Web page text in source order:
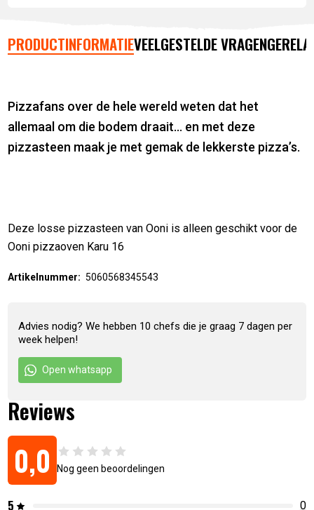
PRODUCTINFORMATIEVEELGESTELDE VRAGEN
Pizzafans over de hele wereld weten dat het
allemaal om die bodem draait… en met deze
pizzasteen maak je met gemak de lekkerste pizza’s.
Deze losse pizzasteen van Ooni is alleen geschikt voor de
Ooni pizzaoven Karu 16
Artikelnummer: 5060568345543
Advies nodig? We hebben 10 chefs die je graag 7 dagen per
week helpen!
Open whatsapp
Reviews
0,0 Nog geen beoordelingen
5 0